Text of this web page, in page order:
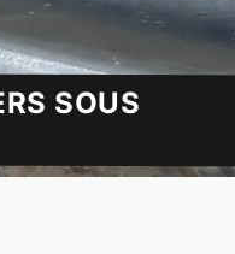
SOUS